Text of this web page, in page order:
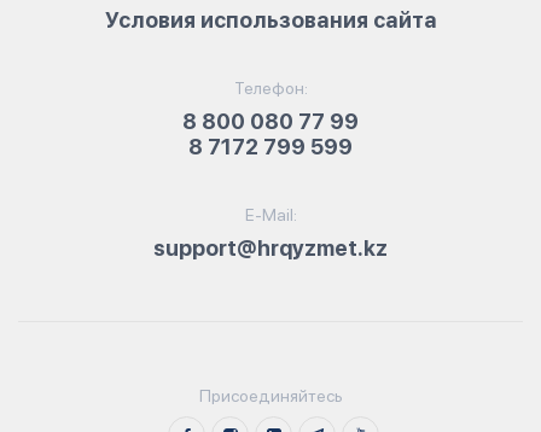
Телефон:
8 800 080 77 99
8 7172 799 599
E-Mail:
support@hrqyzmet.kz
Условия использования сайта
Присоединяйтесь